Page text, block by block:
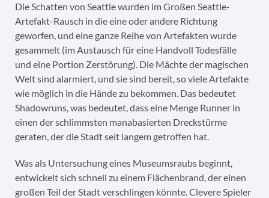
Die Schatten von Seattle wurden im Großen Seattle-
Artefakt-Rausch in die eine oder andere Richtung
geworfen, und eine ganze Reihe von Artefakten wurde
gesammelt (im Austausch für eine Handvoll Todesfälle
und eine Portion Zerstörung). Die Mächte der magischen
Welt sind alarmiert, und sie sind bereit, so viele Artefakte
wie möglich in die Hände zu bekommen. Das bedeutet
Shadowruns, was bedeutet, dass eine Menge Runner in
einen der schlimmsten manabasierten Dreckstürme
geraten, der die Stadt seit langem getroffen hat.
Was als Untersuchung eines Museumsraubs beginnt,
entwickelt sich schnell zu einem Flächenbrand, der einen
großen Teil der Stadt verschlingen könnte. Clevere Spieler